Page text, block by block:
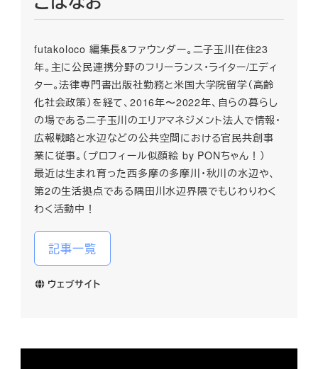
futakoloco 編集長&ファウンダー。二子玉川在住23
年。主に公民連携分野のフリーランス・ライター/エディ
ター。法律専門書出版社勤務と米国大学院留学（高齢
化社会政策）を経て、2016年〜2022年、自らの暮らし
の場である二子玉川のエリアマネジメント法人で情報・
広報戦略と水辺などの公共空間における官民共創事
業に従事。（プロフィール似顔絵 by PONちゃん！）
最近は生まれ育った西多摩の多摩川・秋川の水辺や、
第2の生活拠点である隅田川水辺界隈でもじわりわく
わく活動中！
記事一覧
ウェブサイト